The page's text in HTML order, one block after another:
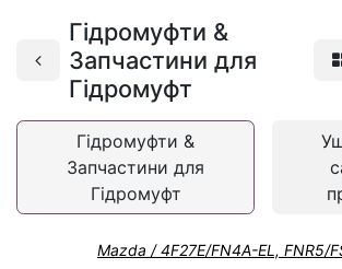
Гідромуфти &
Запчастини для
Гідромуфт
Гідромуфти &
Запчастини для
Гідромуфт
Mazda / 4F27E/FN4A-EL, FNR5/